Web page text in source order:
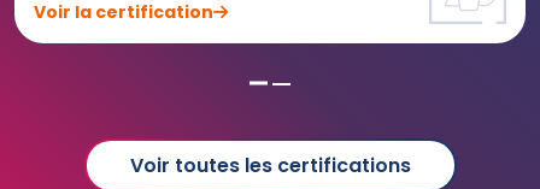
Voir la certification
Voir toutes les certifications